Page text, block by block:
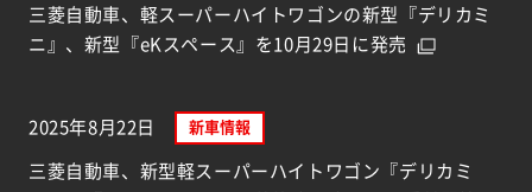
三菱自動車、軽スーパーハイトワゴンの新型『デリカミ
ニ』、新型『eKスペース』を10月29日に発売
2025年8月22日 新車情報
三菱自動車、新型軽スーパーハイトワゴン『デリカミ